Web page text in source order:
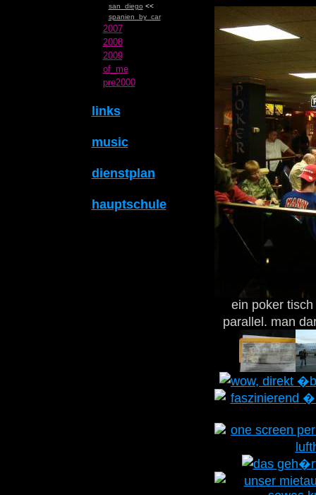
san_diego <<
spanien_by_car
2007
2008
2009
of_me
pre2000
links
music
dienstplan
hauptschule
ein poker
parallel. man